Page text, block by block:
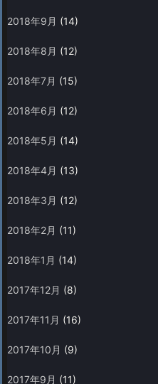
2018年9月 (14)
2018年8月 (12)
2018年7月 (15)
2018年6月 (12)
2018年5月 (14)
2018年4月 (13)
2018年3月 (12)
2018年2月 (11)
2018年1月 (14)
2017年12月 (8)
2017年11月 (16)
2017年10月 (9)
2017年9月 (11)